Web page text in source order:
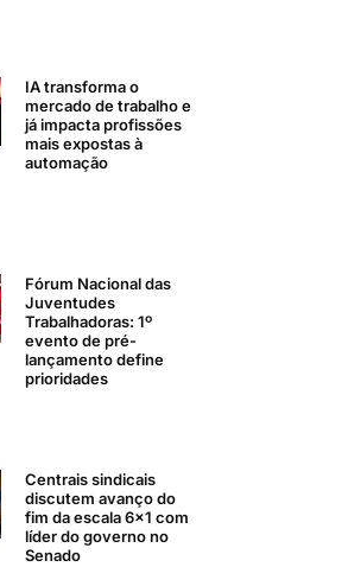
IA transforma o
mercado de trabalho e
já impacta profissões
mais expostas à
automação
Fórum Nacional das
Juventudes
Trabalhadoras: 1º
evento de pré-
lançamento define
prioridades
Centrais sindicais
discutem avanço do
fim da escala 6×1 com
líder do governo no
Senado